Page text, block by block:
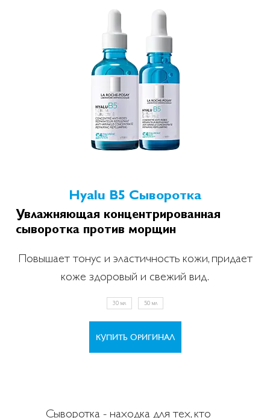
Hyalu B5 Сыворотка
Увлажняющая концентрированная
сыворотка против морщин
Повышает тонус и эластичность кожи, придает
коже здоровый и свежий вид.
30 мл 50 мл
КУПИТЬ ОРИГИНАЛ
Сыворотка - находка для тех, кто